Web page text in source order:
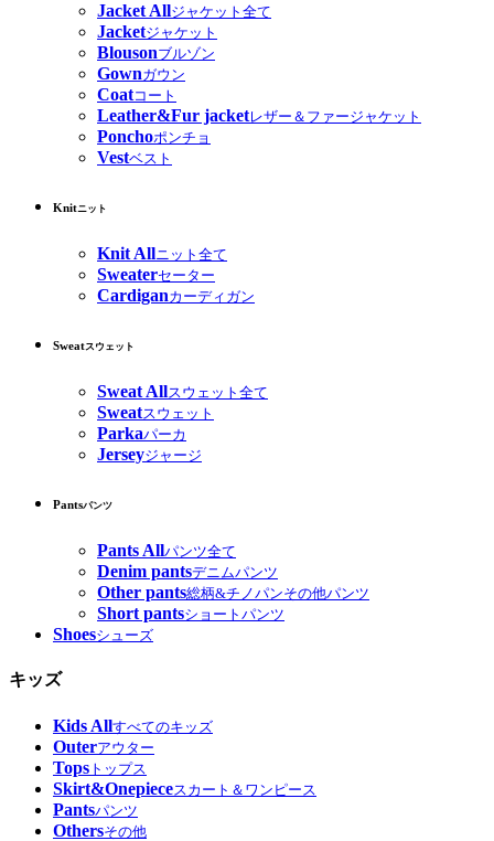
Jacket Allジャケット全て
Jacketジャケット
Blousonブルゾン
Gownガウン
Coatコート
Leather&Fur jacketレザー＆ファージャケット
Ponchoポンチョ
Vestベスト
Knitニット
Knit Allニット全て
Sweaterセーター
Cardiganカーディガン
Sweatスウェット
Sweat Allスウェット全て
Sweatスウェット
Parkaパーカ
Jerseyジャージ
Pantsパンツ
Pants Allパンツ全て
Denim pantsデニムパンツ
Other pants総柄&チノパンその他パンツ
Short pantsショートパンツ
Shoesシューズ
キッズ
Kids Allすべてのキッズ
Outerアウター
Tops トップス
Skirt&Onepieceスカート＆ワンピース
Pantsパンツ
Othersその他